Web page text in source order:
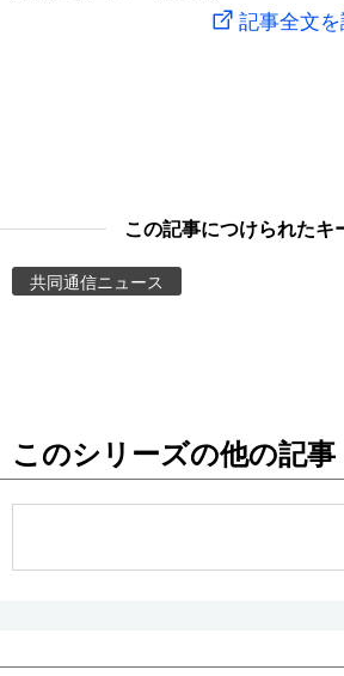
東京
記事全文を
この記事につけられたキ
共同通信ニュース
このシリーズの他の記事